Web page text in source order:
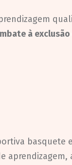
à
basquete
aprendizagem,